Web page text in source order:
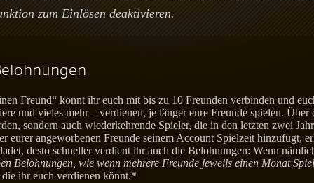
zum Einlösen deaktivieren.
Freund“ könnt ihr euch mit bis zu 10 Freunden verbinden und
und vieles mehr – verdienen, je länger eure Freunde spielen. Über
sondern auch wiederkehrende Spieler, die in den letzten zwei
eurer angeworbenen Freunde seinem Account Spielzeit hinzufügt,
desto schneller verdient ihr auch die Belohnungen: Wenn
Belohnungen, wie wenn mehrere Freunde jeweils einen Monat
ihr euch verdienen könnt.*